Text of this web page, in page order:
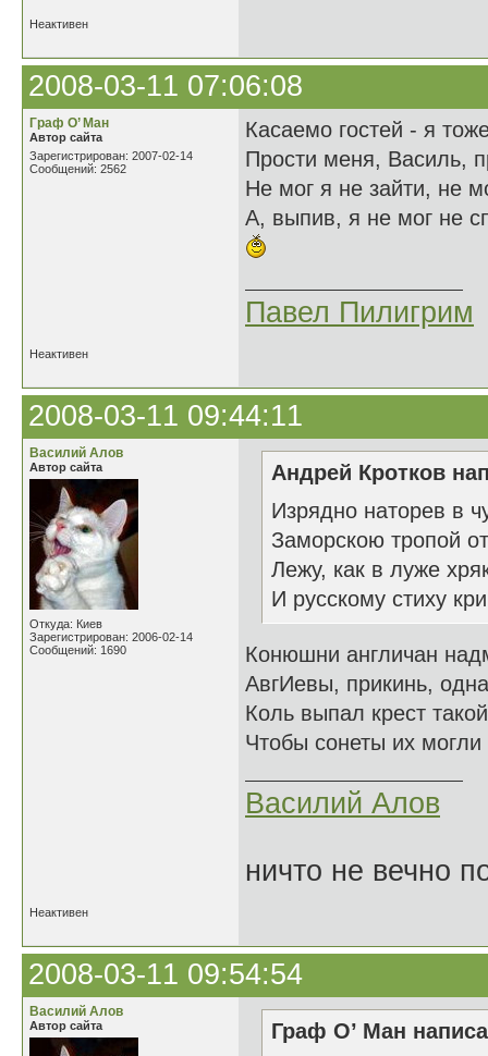
Неактивен
2008-03-11 07:06:08
Граф О’ Ман
Автор сайта
Зарегистрирован: 2007-02-14
Сообщений: 2562
Касаемо гостей - я
Прости меня, Василь,
Не мог я не зайти, не
А, выпив, я не мог не
Павел Пилигрим
Неактивен
2008-03-11 09:44:11
Василий Алов
Автор сайта
Откуда: Киев
Зарегистрирован: 2006-02-14
Сообщений: 1690
Андрей Кротков
Изрядно наторев в
Заморскою тропой
Лежу, как в луже
И русскому стиху
Конюшни англичан
АвгИевы, прикинь,
Коль выпал крест
Чтобы сонеты их
Василий Алов
ничто не вечно
Неактивен
2008-03-11 09:54:54
Василий Алов
Автор сайта
Граф О’ Ман